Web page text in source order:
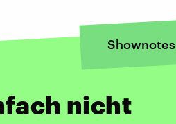
Shownotes
nicht